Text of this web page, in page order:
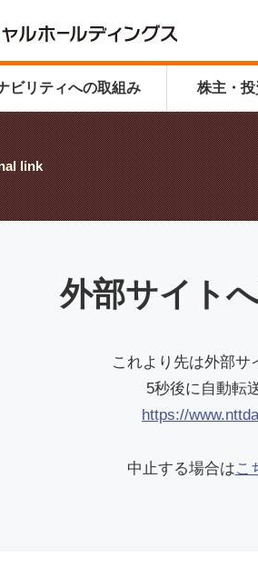
ビリティへの取組み 株主・投
link
外部サイト
これより先は外部サ
5秒後に自動転
https://
中止する場合はこ